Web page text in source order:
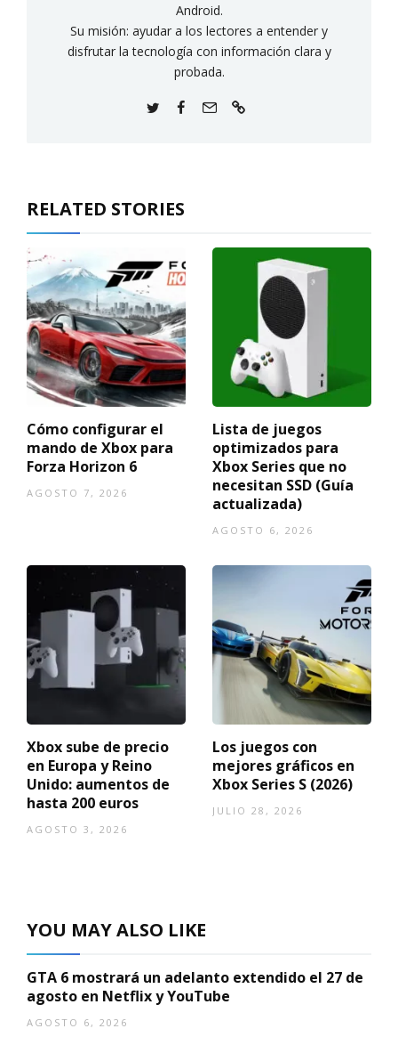
Android.
Su misión: ayudar a los lectores a entender y
disfrutar la tecnología con información clara y
probada.
RELATED STORIES
Cómo configurar el
mando de Xbox para
Forza Horizon 6
AGOSTO 7, 2026
Lista de juegos
optimizados para
Xbox Series que no
necesitan SSD (Guía
actualizada)
AGOSTO 6, 2026
Xbox sube de precio
en Europa y Reino
Unido: aumentos de
hasta 200 euros
AGOSTO 3, 2026
Los juegos con
mejores gráficos en
Xbox Series S (2026)
JULIO 28, 2026
YOU MAY ALSO LIKE
GTA 6 mostrará un adelanto extendido el 27 de
agosto en Netflix y YouTube
AGOSTO 6, 2026